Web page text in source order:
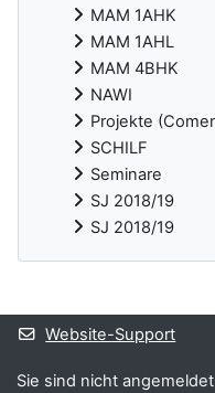
MAM 1AHK
MAM 1AHL
MAM 4BHK
NAWI
Projekte
SCHILF
Seminare
SJ 2018/19
SJ 2018/19
Website-Support
Sie sind nicht